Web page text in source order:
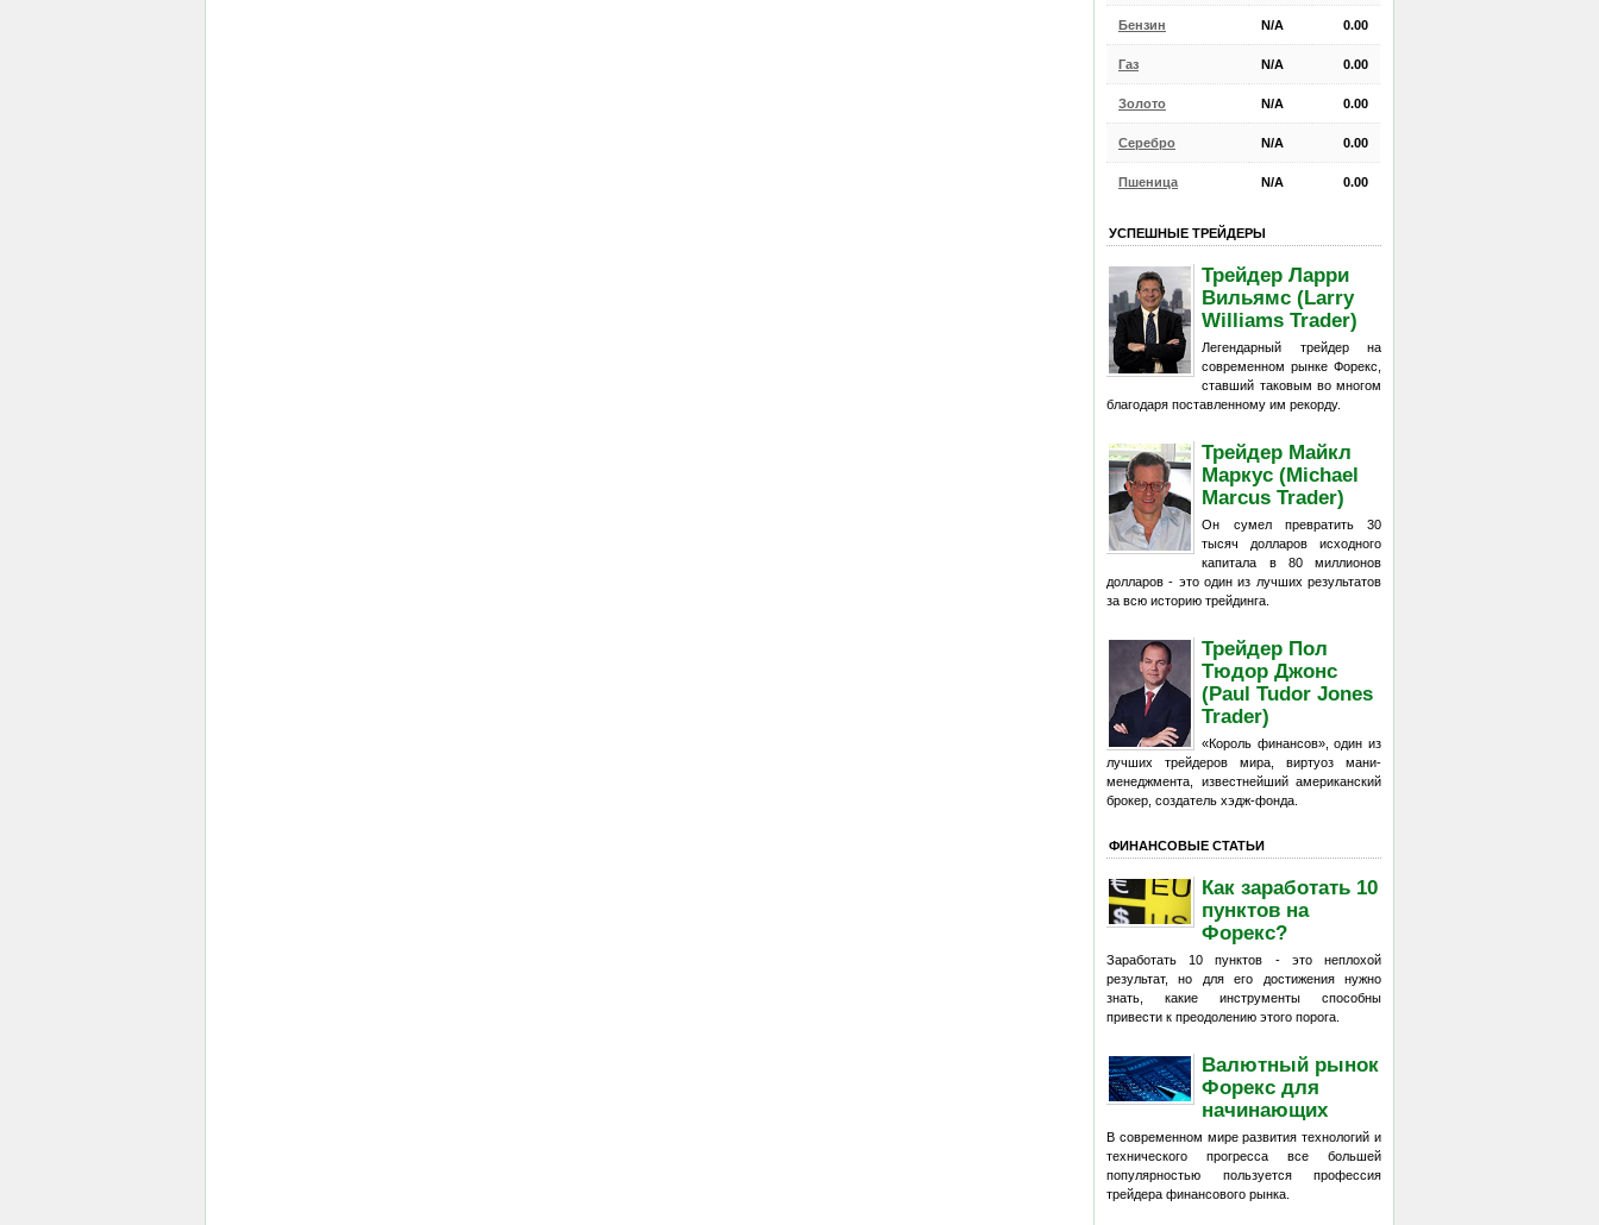
Бензин N/A 0.00
Газ N/A 0.00
Золото N/A 0.00
Серебро N/A 0.00
Пшеница N/A 0.00
УСПЕШНЫЕ ТРЕЙДЕРЫ
Трейдер Ларри
Вильямс (Larry
Williams Trader)
Легендарный трейдер на
современном рынке Форекс,
ставший таковым во многом
благодаря поставленному им рекорду.
Трейдер Майкл
Маркус (Michael
Marcus Trader)
Он сумел превратить 30
тысяч долларов исходного
капитала в 80 миллионов
долларов - это один из лучших результатов
за всю историю трейдинга.
Трейдер Пол
Тюдор Джонс
(Paul Tudor Jones
Trader)
«Король финансов», один из
лучших трейдеров мира, виртуоз мани-
менеджмента, известнейший американский
брокер, создатель хэдж-фонда.
ФИНАНСОВЫЕ СТАТЬИ
Как заработать 10
пунктов на
Форекс?
Заработать 10 пунктов - это неплохой
результат, но для его достижения нужно
знать, какие инструменты способны
привести к преодолению этого порога.
Валютный рынок
Форекс для
начинающих
В современном мире развития технологий и
технического прогресса все большей
популярностью пользуется профессия
трейдера финансового рынка.